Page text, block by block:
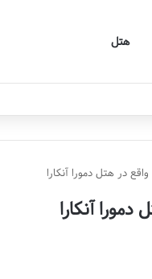
هتل
در هتل دمورا آنکارا
آنکارا